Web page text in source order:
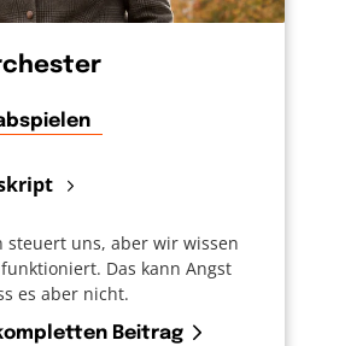
steuert uns, aber wir wissen
Das kann Angst
es aber nicht.
Beitrag